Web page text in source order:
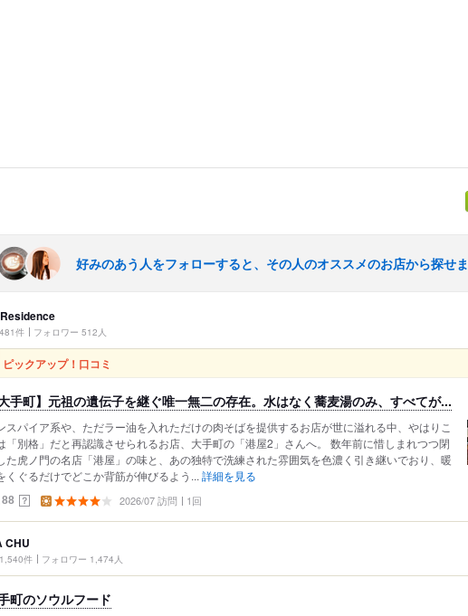
好みのあう人をフォローすると、その人のオススメのお店から探せま
件 フォロワー 512人
ピックアップ！口コミ
大手町】元祖の遺伝子を継ぐ唯一無二の存在。水はなく蕎麦湯のみ、すべてが...
スパイア系や、ただラー油を入れただけの肉そばを提供するお店が世に溢れる中、やはりこ
「別格」だと再認識させられるお店、大手町の「港屋2」さんへ。 数年前に惜しまれつつ閉
た虎ノ門の名店「港屋」の味と、あの独特で洗練された雰囲気を色濃く引き継いでおり、暖
くぐるだけでどこか背筋が伸びるよう... 詳細を見る
88 ？ 2026/07 訪問 1回
CHU
件 フォロワー 1,474人
町のソウルフード